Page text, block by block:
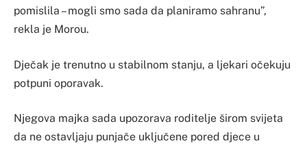
pomislila – mogli smo sada da planiramo sahranu”,
rekla je Morou.
Dječak je trenutno u stabilnom stanju, a ljekari očekuju
potpuni oporavak.
Njegova majka sada upozorava roditelje širom svijeta
da ne ostavljaju punjače uključene pored djece u